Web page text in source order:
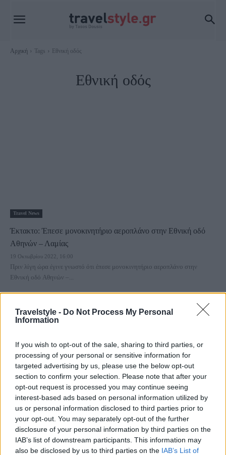
Travelstyle - Do Not Process My Personal
Information
If you wish to opt-out of the sale, sharing to third parties, or
processing of your personal or sensitive information for
targeted advertising by us, please use the below opt-out
section to confirm your selection. Please note that after your
opt-out request is processed you may continue seeing
interest-based ads based on personal information utilized by
us or personal information disclosed to third parties prior to
your opt-out. You may separately opt-out of the further
disclosure of your personal information by third parties on the
IAB’s list of downstream participants. This information may
also be disclosed by us to third parties on the IAB’s List of
Αρχική Tags Εθνική οδός
Εθνική οδός
Travel News
Έκτακτο: Έπεσε μονοκινητήριο αεροπλάνο στην Εθνική οδό
Αθηνών – Λαμίας
19 Οκτωβρίου 2022, 16:00
Πριν λίγη ώρα έγινε γνωστό ότι έπεσε μονοκινητήριο αεροπλάνο στην
Εθνική οδό Αθηνών –...
Κακοκαιρία Ελπίδα: Απελπιστική η κατάσταση στους δρόμους
– Έκλεισαν Εθνική Οδός και Αττική! Κλειστή και η Κατεχάκη
24 Ιανουαρίου 2022, 14:47
Μετ' εμποδίων γίνονται οι μετακινήσεις στην Αττική ενώ έχουν σχηματιστεί
ουρές χιλιομέτρων σε μεγάλους...